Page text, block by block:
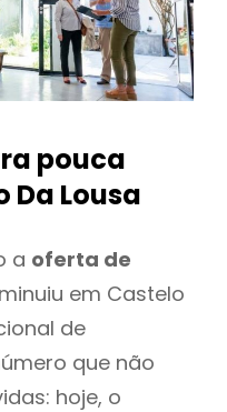
pouca
Da Lousa
a oferta de
em Castelo
de
que não
hoje, o